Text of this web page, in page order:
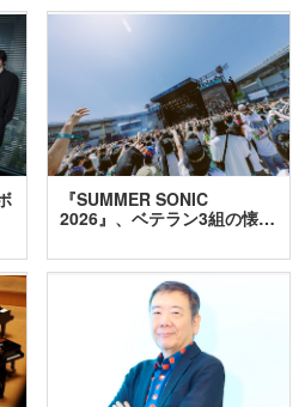
『SUMMER SONIC
2026』、ベテラン3組の懐…